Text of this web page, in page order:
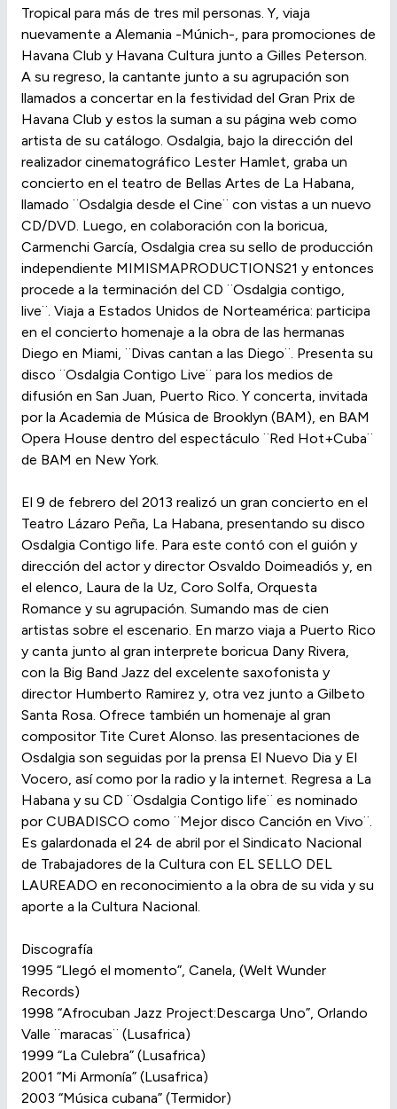
Tropical para más de tres mil personas. Y, viaja
nuevamente a Alemania -Múnich-, para promociones de
Havana Club y Havana Cultura junto a Gilles Peterson.
A su regreso, la cantante junto a su agrupación son
llamados a concertar en la festividad del Gran Prix de
Havana Club y estos la suman a su página web como
artista de su catálogo. Osdalgia, bajo la dirección del
realizador cinematográfico Lester Hamlet, graba un
concierto en el teatro de Bellas Artes de La Habana,
llamado ¨Osdalgia desde el Cine¨ con vistas a un nuevo
CD/DVD. Luego, en colaboración con la boricua,
Carmenchi García, Osdalgia crea su sello de producción
independiente MIMISMAPRODUCTIONS21 y entonces
procede a la terminación del CD ¨Osdalgia contigo,
live¨. Viaja a Estados Unidos de Norteamérica: participa
en el concierto homenaje a la obra de las hermanas
Diego en Miami, ¨Divas cantan a las Diego¨. Presenta su
disco ¨Osdalgia Contigo Live¨ para los medios de
difusión en San Juan, Puerto Rico. Y concerta, invitada
por la Academia de Música de Brooklyn (BAM), en BAM
Opera House dentro del espectáculo ¨Red Hot+Cuba¨
de BAM en New York.
El 9 de febrero del 2013 realizó un gran concierto en el
Teatro Lázaro Peña, La Habana, presentando su disco
Osdalgia Contigo life. Para este contó con el guión y
dirección del actor y director Osvaldo Doimeadiós y, en
el elenco, Laura de la Uz, Coro Solfa, Orquesta
Romance y su agrupación. Sumando mas de cien
artistas sobre el escenario. En marzo viaja a Puerto Rico
y canta junto al gran interprete boricua Dany Rivera,
con la Big Band Jazz del excelente saxofonista y
director Humberto Ramirez y, otra vez junto a Gilbeto
Santa Rosa. Ofrece también un homenaje al gran
compositor Tite Curet Alonso. las presentaciones de
Osdalgia son seguidas por la prensa El Nuevo Dia y El
Vocero, así como por la radio y la internet. Regresa a La
Habana y su CD ¨Osdalgia Contigo life¨ es nominado
por CUBADISCO como ¨Mejor disco Canción en Vivo¨.
Es galardonada el 24 de abril por el Sindicato Nacional
de Trabajadores de la Cultura con EL SELLO DEL
LAUREADO en reconocimiento a la obra de su vida y su
aporte a la Cultura Nacional.
Discografía
1995 “Llegó el momento”, Canela, (Welt Wunder
Records)
1998 “Afrocuban Jazz Project:Descarga Uno”, Orlando
Valle ¨maracas¨ (Lusafrica)
1999 “La Culebra” (Lusafrica)
2001 “Mi Armonía” (Lusafrica)
2003 “Música cubana” (Termidor)